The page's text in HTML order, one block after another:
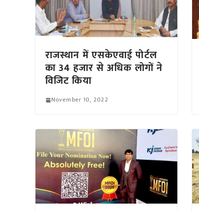
राजस्थान में एसकेएवाई पोर्टल
का 34 हजार से अधिक लोगों ने
विजिट किया
November 10, 2022